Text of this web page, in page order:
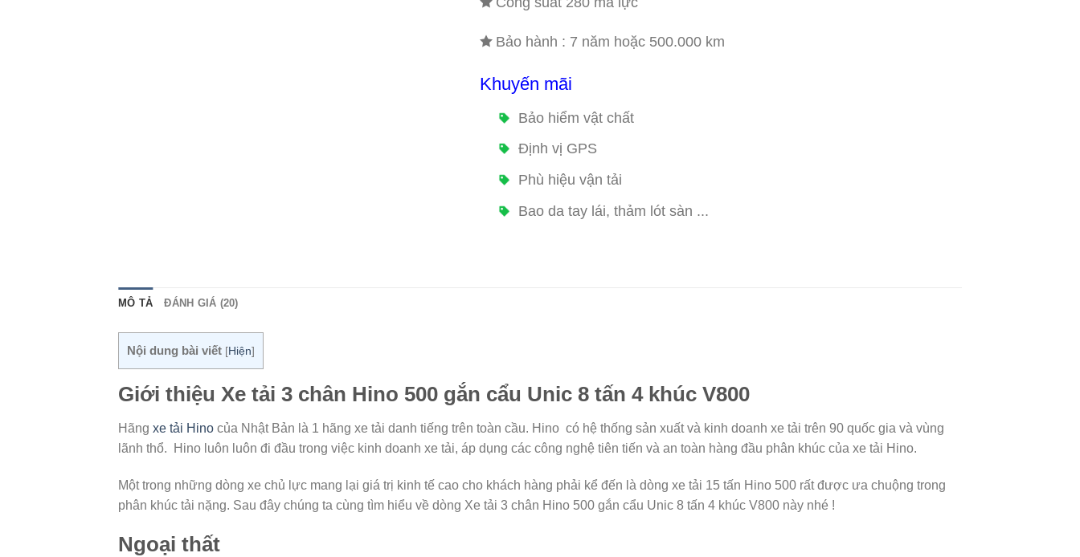
Bảo hành : 7 năm hoặc 500.000 km
Khuyến mãi
Bảo hiểm vật chất
Định vị GPS
Phù hiệu vận tải
Bao da tay lái, thảm lót sàn ...
MÔ TẢ ĐÁNH GIÁ (20)
Nội dung bài viết [Hiện]
Giới thiệu Xe tải 3 chân Hino 500 gắn cẩu Unic 8 tấn 4 khúc V800
Hãng xe tải Hino của Nhật Bản là 1 hãng xe tải danh tiếng trên toàn cầu. Hino có hệ thống sản xuất và kinh doanh xe tải trên 90 quốc gia và vùng
lãnh thổ. Hino luôn luôn đi đầu trong việc kinh doanh xe tải, áp dụng các công nghệ tiên tiến và an toàn hàng đầu phân khúc của xe tải Hino.
Một trong những dòng xe chủ lực mang lại giá trị kinh tế cao cho khách hàng phải kể đến là dòng xe tải 15 tấn Hino 500 rất được ưa chuộng trong
phân khúc tải nặng. Sau đây chúng ta cùng tìm hiểu về dòng Xe tải 3 chân Hino 500 gắn cẩu Unic 8 tấn 4 khúc V800 này nhé !
Ngoại thất